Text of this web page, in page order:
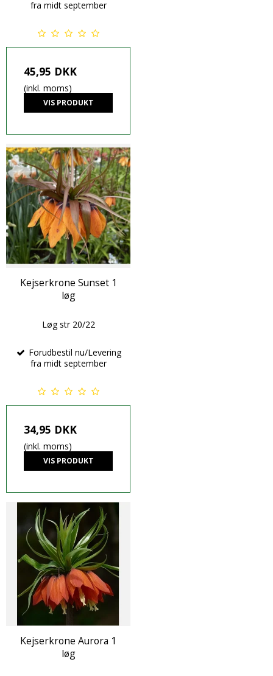
fra midt september
45,95 DKK
(inkl. moms)
VIS PRODUKT
Kejserkrone Sunset 1
løg
Løg str 20/22
Forudbestil nu/Levering
fra midt september
34,95 DKK
(inkl. moms)
VIS PRODUKT
Kejserkrone Aurora 1
løg